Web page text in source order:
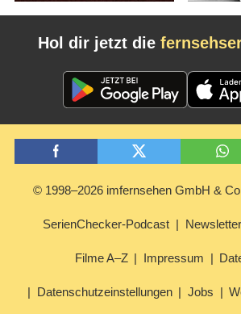
Hol dir jetzt die
© 1998–2026 imfernsehen GmbH &
SerienChecker-Podcast Newsletter
Filme A–Z Impressum
Datenschutzeinstellungen Jobs